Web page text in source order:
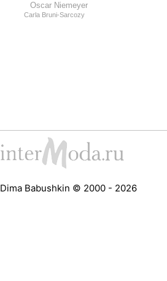
Oscar Niemeyer
Carla Bruni-Sarcozy
Dima Babushkin © 2000 - 2026